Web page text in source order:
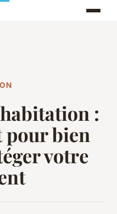
:
pour bien
votre